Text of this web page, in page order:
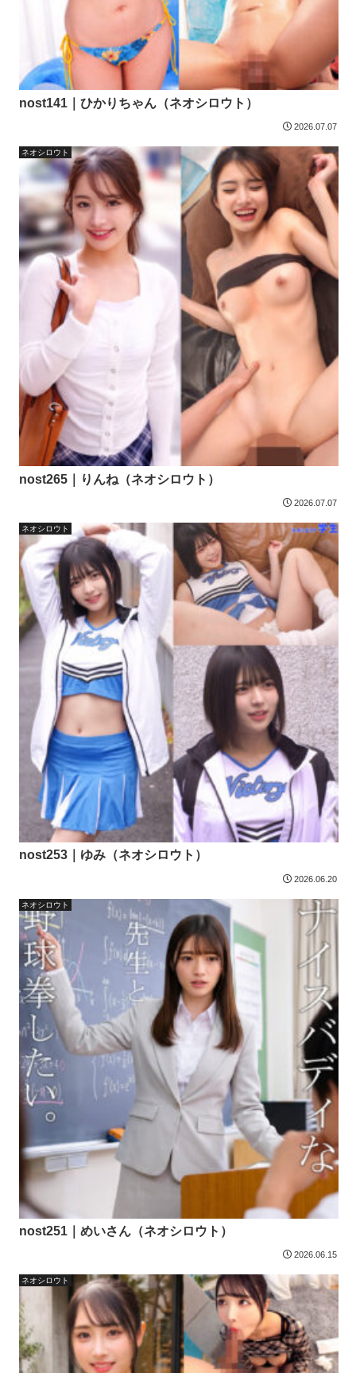
nost141｜ひかりちゃん（ネオシロウト）
2026.07.07
ネオシロウト
nost265｜りんね（ネオシロウト）
2026.07.07
ネオシロウト
nost253｜ゆみ（ネオシロウト）
2026.06.20
ネオシロウト
nost251｜めいさん（ネオシロウト）
2026.06.15
ネオシロウト